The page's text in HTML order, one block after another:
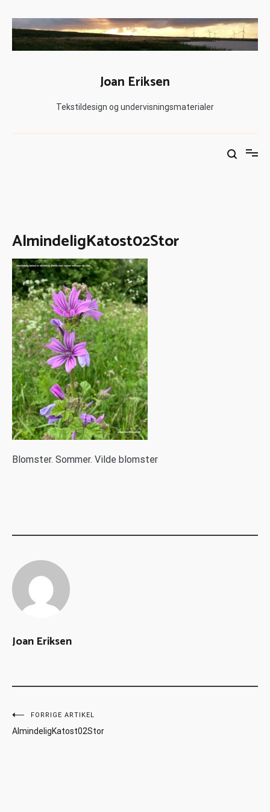
Joan Eriksen
Tekstildesign og undervisningsmaterialer
AlmindeligKatost02Stor
Blomster. Sommer. Vilde blomster
Joan Eriksen
FORRIGE ARTIKEL
AlmindeligKatost02Stor